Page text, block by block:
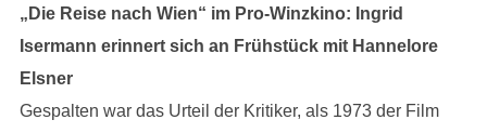
„Die Reise nach Wien“ im Pro-Winzkino: Ingrid
Isermann erinnert sich an Frühstück mit Hannelore
Elsner
Gespalten war das Urteil der Kritiker, als 1973 der Film